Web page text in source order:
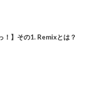
！】その1. Remixとは？